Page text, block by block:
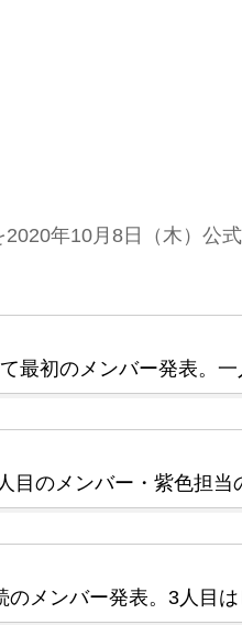
年10月8日（木）公
最初のメンバー発表。
目のメンバー・紫色担当
のメンバー発表。3人目